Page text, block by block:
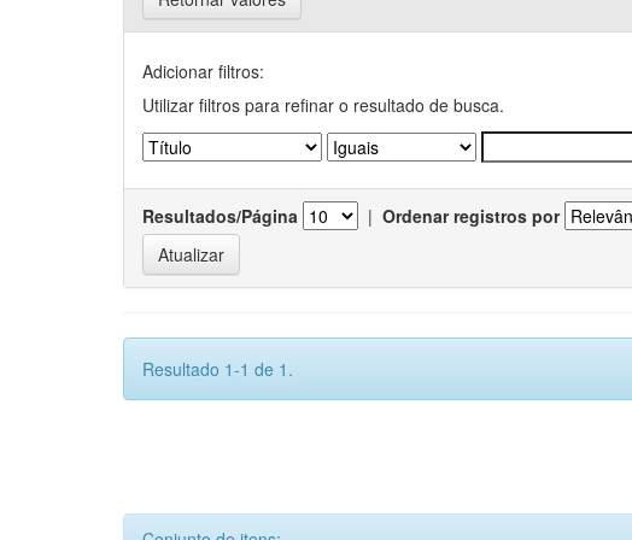
Adicionar filtros:
Utilizar filtros para refinar o resultado de busca.
Resultados/Página | Ordenar registros por
Resultado 1-1 de 1.